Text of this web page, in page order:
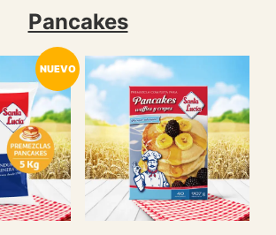
Pancakes
NUEVO